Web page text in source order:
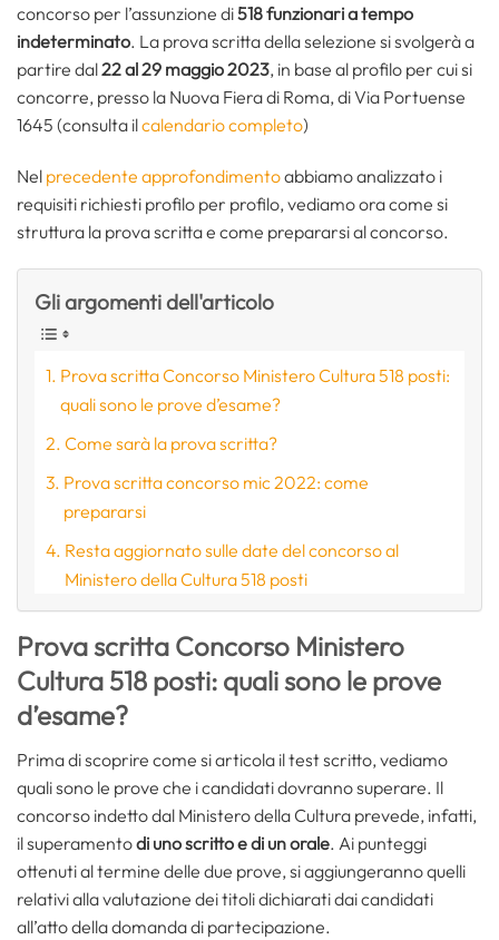
concorso per l’assunzione di518 funzionari a tempo
indeterminato. La prova scritta della selezione si svolgerà a
partire dal22 al 29 maggio 2023, in base al profilo per cui si
concorre, presso la Nuova Fiera di Roma, di Via Portuense
1645 (consulta ilcalendario completo)
Nel precedente approfondimentoabbiamo analizzato i
requisiti richiesti profilo per profilo, vediamo ora come si
struttura la prova scritta e come prepararsi al concorso.
Gli argomenti dell'articolo
Prova scritta Concorso Ministero Cultura 518 posti:
quali sono le prove d’esame?
Come sarà la prova scritta?
Prova scritta concorso mic 2022: come
prepararsi
Resta aggiornato sulle date del concorso al
Ministero della Cultura 518 posti
Prova scritta Concorso Ministero
Cultura 518 posti: quali sono le prove
d’esame?
Prima di scoprire come si articola il test scritto, vediamo
quali sono le prove che i candidati dovranno superare. Il
concorso indetto dal Ministero della Cultura prevede, infatti,
il superamentodi uno scritto e di un orale. Ai punteggi
ottenuti al termine delle due prove, si aggiungeranno quelli
relativi alla valutazione dei titoli dichiarati dai candidati
all’atto della domanda di partecipazione.